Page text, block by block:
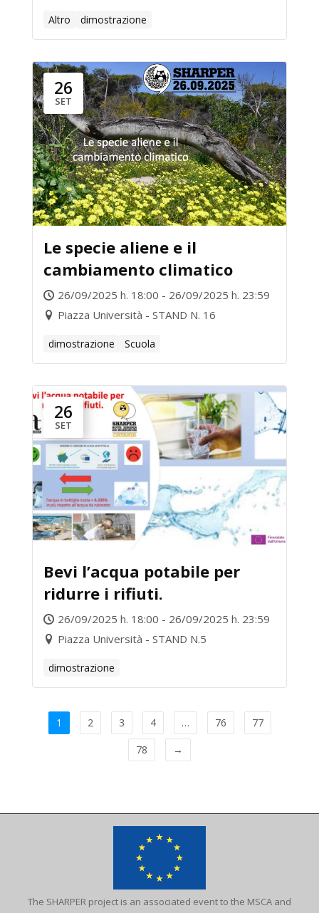
Altro dimostrazione
26
SET
Le specie aliene e il
cambiamento climatico
26/09/2025 h. 18:00 - 26/09/2025 h. 23:59
Piazza Università - STAND N. 16
dimostrazione Scuola
26
SET
Bevi l’acqua potabile per
ridurre i rifiuti.
26/09/2025 h. 18:00 - 26/09/2025 h. 23:59
Piazza Università - STAND N.5
dimostrazione
1 2 3 4 … 76
77
78
→
The SHARPER project is an associated event to the MSCA and